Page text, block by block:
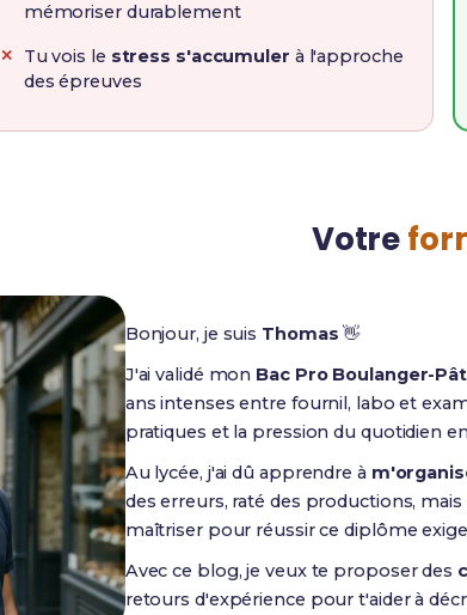
mémoriser durablement
Tu vois le stress s'accumuler à l'approche
des épreuves
Votre
Bonjour, je suis Thomas 👋
J'ai validé mon Bac Pro Boulanger-
ans intenses entre fournil, labo et
pratiques et la pression du quotidien
Au lycée, j'ai dû apprendre à
des erreurs, raté des productions,
maîtriser pour réussir ce diplôme
Avec ce blog, je veux te proposer des
retours d'expérience pour t'aider à